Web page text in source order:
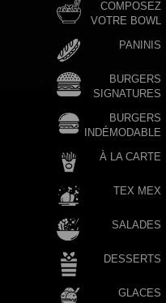
COMPOSEZ
VOTRE BOWL
PANINIS
BURGERS
SIGNATURES
BURGERS
INDÉMODABLE
À LA CARTE
TEX MEX
SALADES
DESSERTS
GLACES